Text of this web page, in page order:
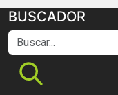
BUSCADOR
Buscar...